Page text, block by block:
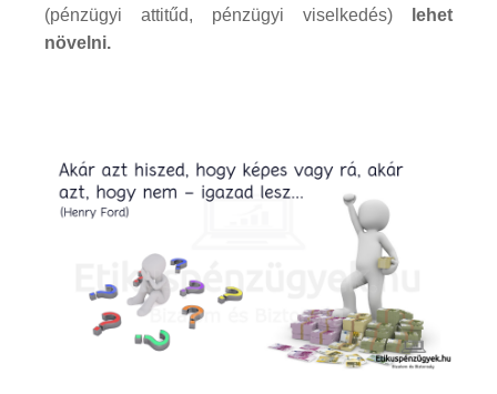
(pénzügyi attitűd, pénzügyi viselkedés)
lehet
növelni.